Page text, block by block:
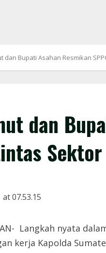
dan Bupati Asahan Resmikan
dan
Langkah nyata
kerja Kapolda